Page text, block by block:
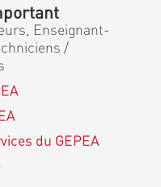
Enseignant-
/
du GEPEA